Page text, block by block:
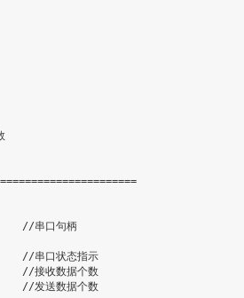
//串口句柄
//串口状态指示
//接收数据个数
//发送数据个数